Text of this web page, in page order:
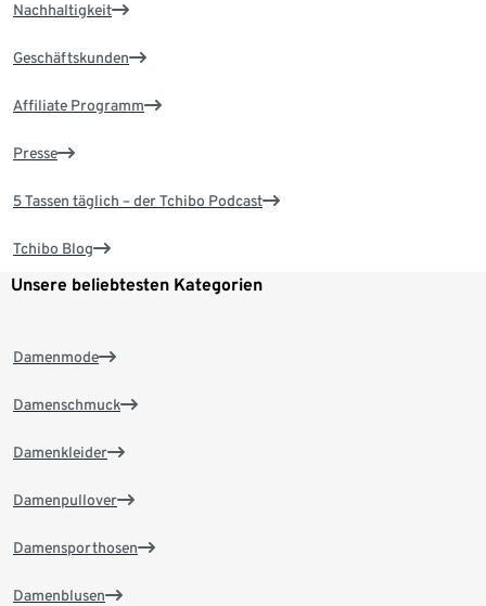
Nachhaltigkeit
Geschäftskunden
Affiliate Programm
Presse
5 Tassen täglich – der Tchibo Podcast
Tchibo Blog
Unsere beliebtesten Kategorien
Damenmode
Damenschmuck
Damenkleider
Damenpullover
Damensporthosen
Damenblusen